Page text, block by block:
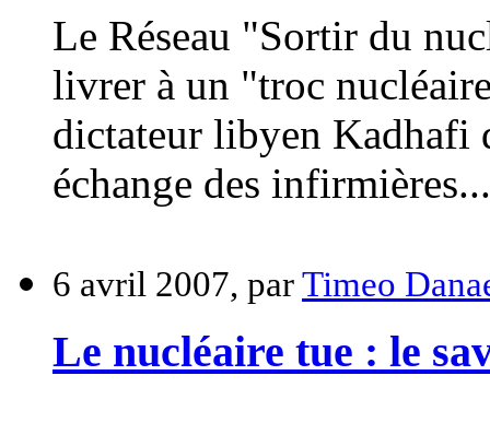
Le Réseau "Sortir du
livrer à un "troc
dictateur libyen Kadhafi
échange des
6 avril 2007, parTimeo
Le nucléaire tue : le